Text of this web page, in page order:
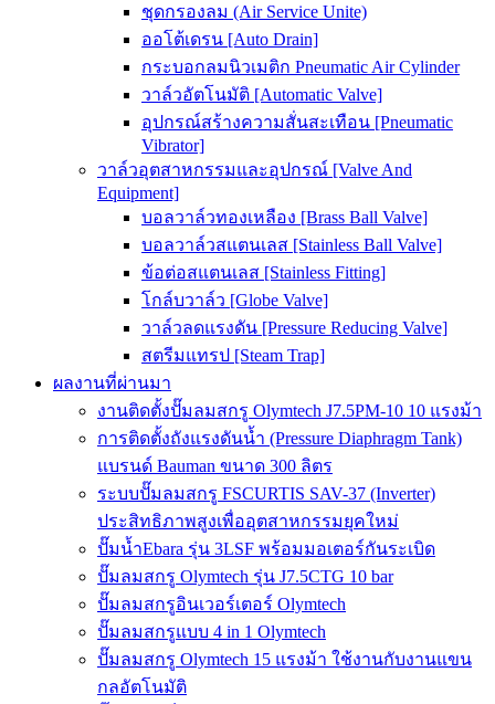
ชุดกรองลม (Air Service Unite)
ออโต้เดรน [Auto Drain]
กระบอกลมนิวเมติก Pneumatic Air Cylinder
วาล์วอัตโนมัติ [Automatic Valve]
อุปกรณ์สร้างความสั่นสะเทือน [Pneumatic
Vibrator]
วาล์วอุตสาหกรรมและอุปกรณ์ [Valve And
Equipment]
บอลวาล์วทองเหลือง [Brass Ball Valve]
บอลวาล์วสแตนเลส [Stainless Ball Valve]
ข้อต่อสแตนเลส [Stainless Fitting]
โกล์บวาล์ว [Globe Valve]
วาล์วลดแรงดัน [Pressure Reducing Valve]
สตรีมแทรป [Steam Trap]
ผลงานที่ผ่านมา
งานติดตั้งปั๊มลมสกรู Olymtech J7.5PM-10 10 แรงม้า
การติดตั้งถังแรงดันน้ำ (Pressure Diaphragm Tank)
แบรนด์ Bauman ขนาด 300 ลิตร
ระบบปั๊มลมสกรู FSCURTIS SAV-37 (Inverter)
ประสิทธิภาพสูงเพื่ออุตสาหกรรมยุคใหม่
ปั๊มน้ำEbara รุ่น 3LSF พร้อมมอเตอร์กันระเบิด
ปั๊มลมสกรู Olymtech รุ่น J7.5CTG 10 bar
ปั๊มลมสกรูอินเวอร์เตอร์ Olymtech
ปั๊มลมสกรูแบบ 4 in 1 Olymtech
ปั๊มลมสกรู Olymtech 15 แรงม้า ใช้งานกับงานแขน
กลอัตโนมัติ